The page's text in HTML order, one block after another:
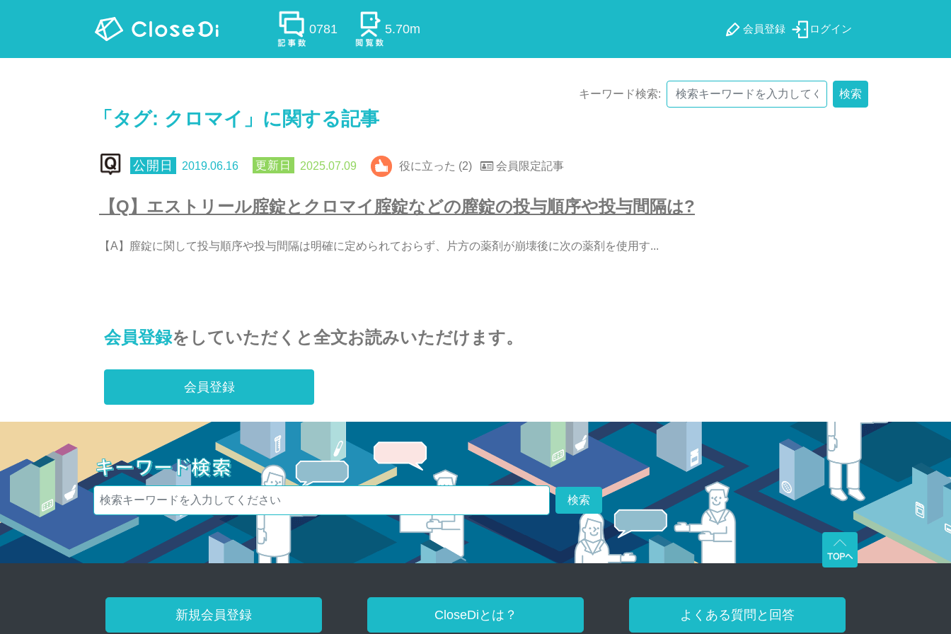
0781 5.70m 会員登録 ログイン
キーワード検索: 検索
「タグ: クロマイ 」に関する記事
2019.06.16 2025.07.09 役に立った (2) 会員限定記事
【Q】 エス ト リ ール腟錠と ク ロマイ 腟錠な どの膣錠の投与順序や投与間 隔は?
【A 】 膣錠に関 して投与順序や投与間 隔は明確に定められておらず 片方の薬剤 が崩壊後に次の薬剤 を使用す...
会員登録をしていただくと全文お読みいただけます。
会員登録
検索
新規会員登録 CloseDiとは？ よくある質問と回答